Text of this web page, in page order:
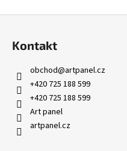
Kontakt
obchod@artpanel.cz
+420 725 188 599
+420 725 188 599
Art panel
artpanel.cz